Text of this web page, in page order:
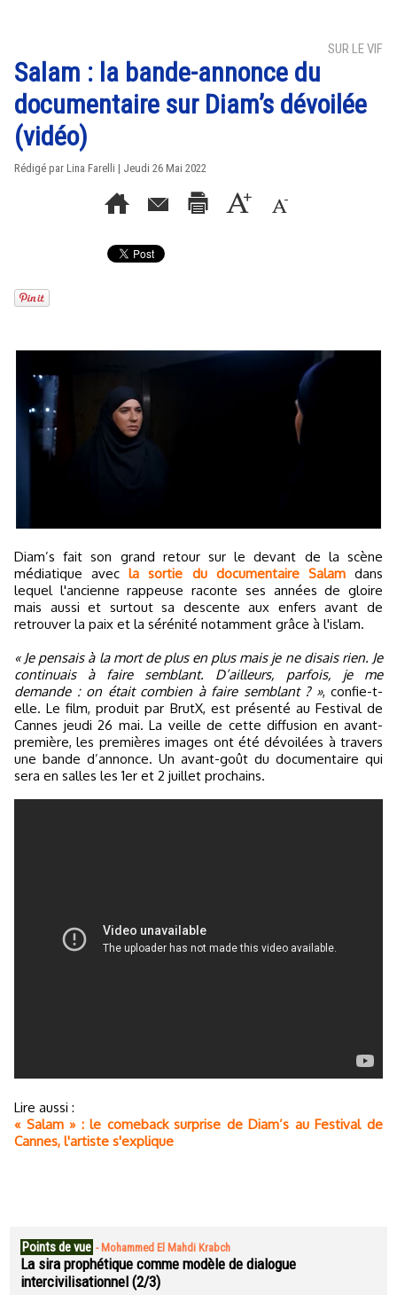
SUR LE VIF
Salam : la bande-annonce du
documentaire sur Diam’s dévoilée
(vidéo)
Rédigé par Lina Farelli | Jeudi 26 Mai 2022
Diam’s fait son grand retour sur le devant de la scène
médiatique avecla sortie du documentaire Salamdans
lequel l'ancienne rappeuse raconte ses années de gloire
mais aussi et surtout sa descente aux enfers avant de
retrouver la paix et la sérénité notamment grâce à l'islam.
« Je pensais à la mort de plus en plus mais je ne disais rien. Je
continuais à faire semblant. D’ailleurs, parfois, je me
demande : on était combien à faire semblant ? », confie-t-
elle. Le film, produit par BrutX, est présenté au Festival de
Cannes jeudi 26 mai. La veille de cette diffusion en avant-
première, les premières images ont été dévoilées à travers
une bande d’annonce. Un avant-goût du documentaire qui
sera en salles les 1er et 2 juillet prochains.
Lire aussi :
« Salam » : le comeback surprise de Diam’s au Festival de
Cannes, l'artiste s'explique
Points de vue - Mohammed El Mahdi Krabch
La sira prophétique comme modèle de dialogue
intercivilisationnel (2/3)